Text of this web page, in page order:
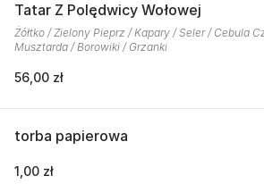
Tatar Z Polędwicy Wołowej
Żółtko / Zielony Pieprz / Kapary / Seler / Cebula
Musztarda / Borowiki / Grzanki
56,00 zł
torba papierowa
1,00 zł